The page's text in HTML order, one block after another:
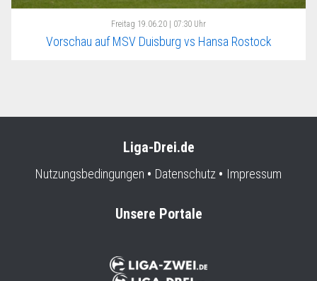
Freitag 19.06.20 | 07:30 Uhr
Vorschau auf MSV Duisburg vs Hansa Rostock
Liga-Drei.de
Nutzungsbedingungen Datenschutz Impressum
Unsere Portale